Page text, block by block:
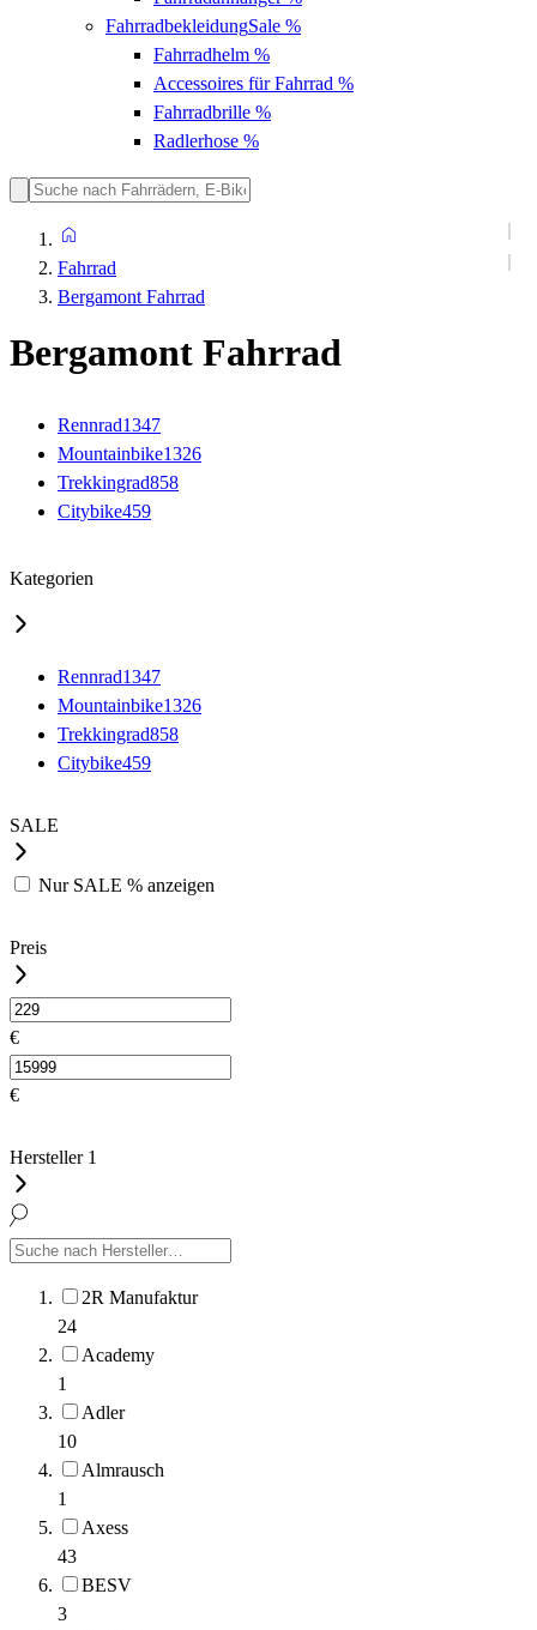
FahrradbekleidungSale %
Fahrradhelm %
Accessoires für Fahrrad %
Fahrradbrille %
Radlerhose %
Fahrrad
Bergamont Fahrrad
Bergamont Fahrrad
Rennrad1347
Mountainbike1326
Trekkingrad858
Citybike459
Kategorien
Rennrad1347
Mountainbike1326
Trekkingrad858
Citybike459
SALE
Nur SALE % anzeigen
Preis
€
€
Hersteller 1
2R Manufaktur
24
Academy
1
Adler
10
Almrausch
1
Axess
43
BESV
3